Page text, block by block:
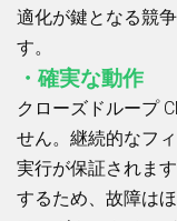
適化が鍵となる競
す。
・確実な動作
クローズドループ
せん。継続的なフ
実行が保証されま
するため、故障は